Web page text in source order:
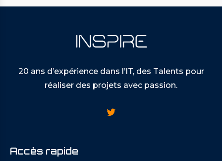
20 ans d’expérience dans l’IT, des Talents pour
réaliser des projets avec passion.
Accès rapide